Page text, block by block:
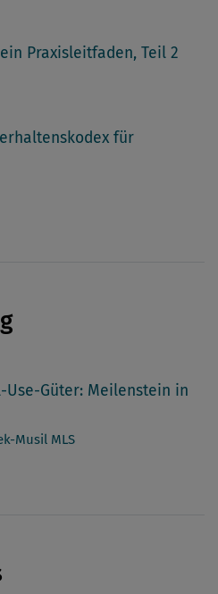
Praxisleitfaden, Teil 2
für
Use-Güter: Meilenstein in
Musil MLS